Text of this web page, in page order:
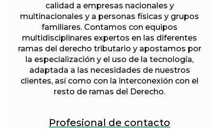
calidad a empresas nacionales y
multinacionales y a personas físicas y grupos
familiares. Contamos con equipos
multidisciplinares expertos en las diferentes
ramas del derecho tributario y apostamos por
la especialización y el uso de la tecnología,
adaptada a las necesidades de nuestros
clientes, así como con la interconexión con el
resto de ramas del Derecho.
Profesional de contacto